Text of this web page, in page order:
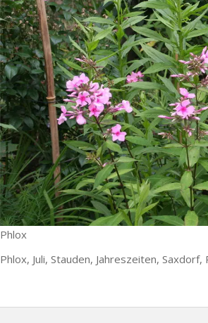
Phlox
Phlox, Juli, Stauden, Jahreszeiten,